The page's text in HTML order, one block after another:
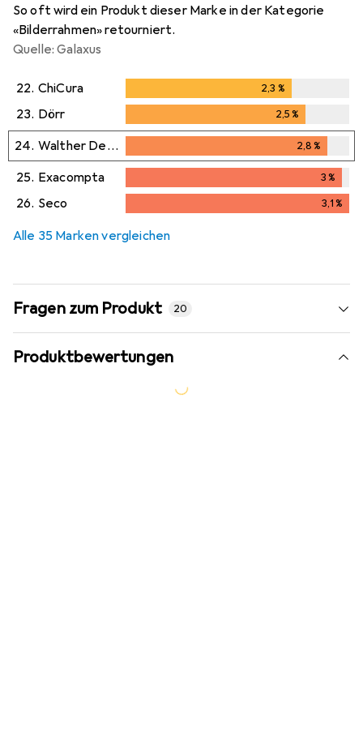
So oft wird ein Produkt dieser Marke in der Kategorie
«Bilderrahmen» retourniert.
Quelle: Galaxus
22. ChiCura 2,3 %
23. Dörr 2,5%
24. Walther Design 2,8%
2,8%
25. Exacompta 3%
3%
26. Seco 3,1%
Alle 35 Marken vergleichen
Fragen zum Produkt 20
Produktbewertungen